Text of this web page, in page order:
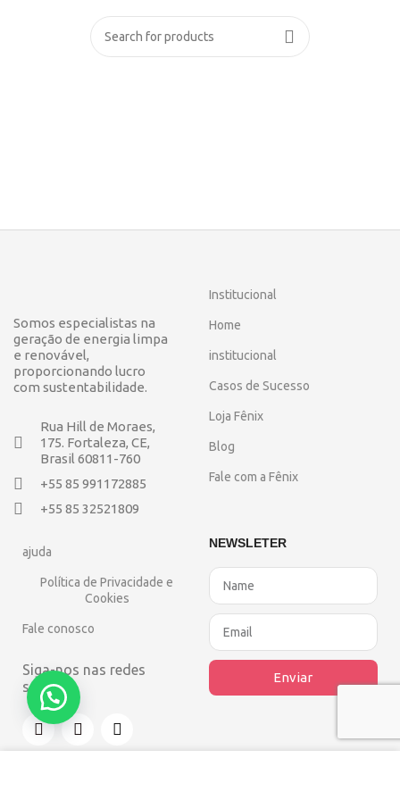
Somos especialistas na
geração de energia limpa
e renovável,
proporcionando lucro
com sustentabilidade.
Rua Hill de Moraes,
175. Fortaleza, CE,
Brasil 60811-760
+55 85 991172885
+55 85 32521809
Institucional
Home
institucional
Casos de Sucesso
Loja Fênix
Blog
Fale com a Fênix
ajuda
Política de Privacidade e
Cookies
Fale conosco
Siga-nos nas redes
sociais
NEWSLETER
Enviar